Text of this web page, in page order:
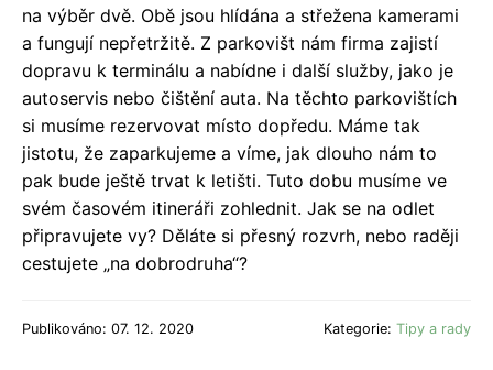
na výběr dvě. Obě jsou hlídána a střežena kamerami
a fungují nepřetržitě. Z parkovišt nám firma zajistí
dopravu k terminálu a nabídne i další služby, jako je
autoservis nebo čištění auta. Na těchto parkovištích
si musíme rezervovat místo dopředu. Máme tak
jistotu, že zaparkujeme a víme, jak dlouho nám to
pak bude ještě trvat k letišti. Tuto dobu musíme ve
svém časovém itineráři zohlednit. Jak se na odlet
připravujete vy? Děláte si přesný rozvrh, nebo raději
cestujete „na dobrodruha“?
Publikováno: 07. 12. 2020 Kategorie: Tipy a rady